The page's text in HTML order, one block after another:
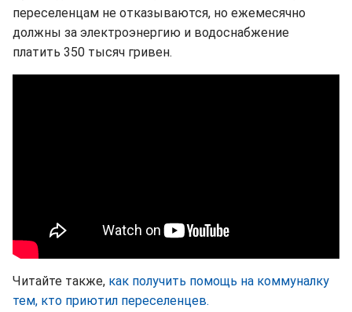
переселенцам не отказываются, но ежемесячно
должны за электроэнергию и водоснабжение
платить 350 тысяч гривен.
Читайте также, как получить помощь на коммуналку
тем, кто приютил переселенцев.